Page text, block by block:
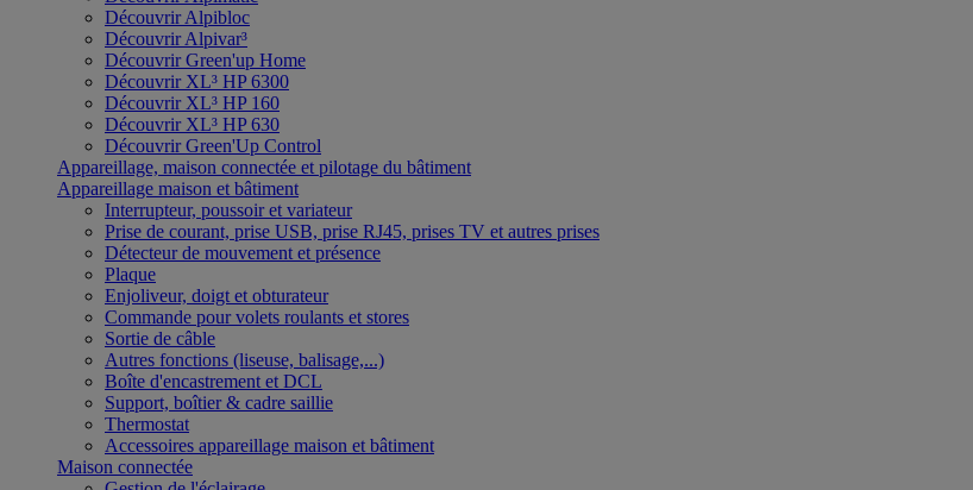
Découvrir Alpibloc
Découvrir Alpivar³
Découvrir Green'up Home
Découvrir XL³ HP 6300
Découvrir XL³ HP 160
Découvrir XL³ HP 630
Découvrir Green'Up Control
Appareillage, maison connectée et pilotage du bâtiment
Appareillage maison et bâtiment
Interrupteur, poussoir et variateur
Prise de courant, prise USB, prise RJ45, prises TV et autres prises
Détecteur de mouvement et présence
Plaque
Enjoliveur, doigt et obturateur
Commande pour volets roulants et stores
Sortie de câble
Autres fonctions (liseuse, balisage,...)
Boîte d'encastrement et DCL
Support, boîtier & cadre saillie
Thermostat
Accessoires appareillage maison et bâtiment
Maison connectée